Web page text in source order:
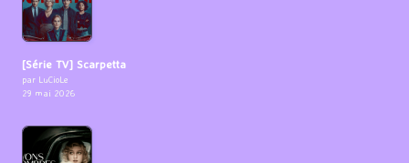
[Série TV] Scarpetta
par LuCioLe
29 mai 2026